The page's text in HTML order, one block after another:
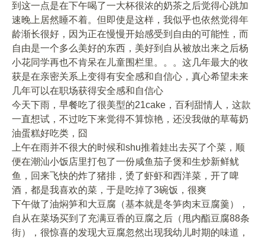
到这一点是在下午喝了一大杯很浓的奶茶之后觉得心跳加
速晚上居然睡不着。但即使是这样，我似乎也依然觉得年
龄渐长很好，因为正在慢慢开始感受到自由的可能性，而
自由是一个多么美好的东西，美好到自从被放出来之后杨
小花同学再也不肯呆在儿童围栏里。。。这几年最大的收
获是在亲密关系上变得有安全感和自信心，真心希望未来
几年可以在职场获得安全感和自信心
今天下雨，早餐吃了很美型的21cake，百利甜情人，这款
一直想试，不过吃下来觉得不算惊艳，还没我做的草莓奶
油蛋糕好吃类，囧
上午在雨并不很大的时候和shu推着娃出去买了个菜，顺
便在潮汕小饭店里打包了一份咸鱼茄子煲和生炒新鲜鱿
鱼，回来飞快的炸了猪排，烫了虾虾和西洋菜，开了啤
酒，都是我喜欢的菜，于是吃掉了3碗饭，很爽
下午做了油焖笋和大豆腐（基本就是冬笋肉末豆腐羹），
自从在菜场买到了充满豆香的豆腐之后（甩内酯豆腐88条
街），很惊喜的发现大豆腐忽然出现我幼儿时期的味道，